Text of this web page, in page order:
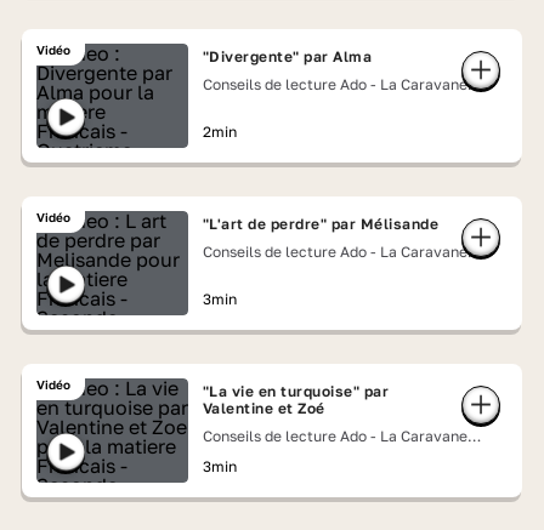
Vidéo
"Divergente" par Alma
Conseils de lecture Ado - La Caravane
2min
Vidéo
"L'art de perdre" par Mélisande
Conseils de lecture Ado - La Caravane
3min
Vidéo
"La vie en turquoise" par
Valentine et Zoé
Conseils de lecture Ado - La Caravane
3min